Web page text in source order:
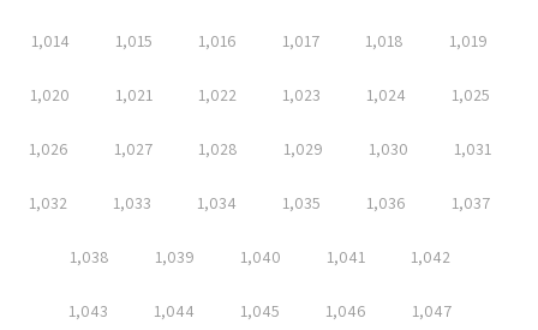
1,014 1,015 1,016 1,017 1,018 1,019
1,020 1,021 1,022 1,023 1,024 1,025
1,026 1,027 1,028 1,029 1,030 1,031
1,032 1,033 1,034 1,035 1,036 1,037
1,038 1,039 1,040 1,041 1,042
1,043 1,044 1,045 1,046 1,047